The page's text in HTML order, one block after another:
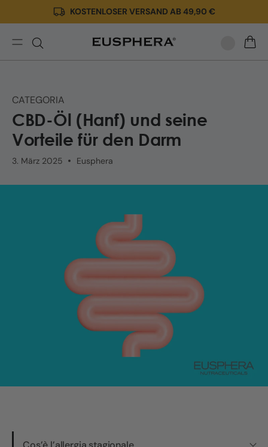
zum
Inhalt
KOSTENLOSER VERSAND AB 49,90 €
Fördert
CBD
den
Stoffwechsel?
CATEGORIA
CBD-Öl (Hanf) und seine
Vorteile für den Darm
3. März 2025 Eusphera